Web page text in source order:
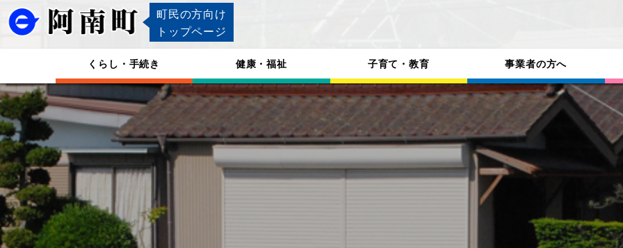
町民の方向け
トップページ
くらし・手続き 健康・福祉 子育て・教育 事業者の方へ